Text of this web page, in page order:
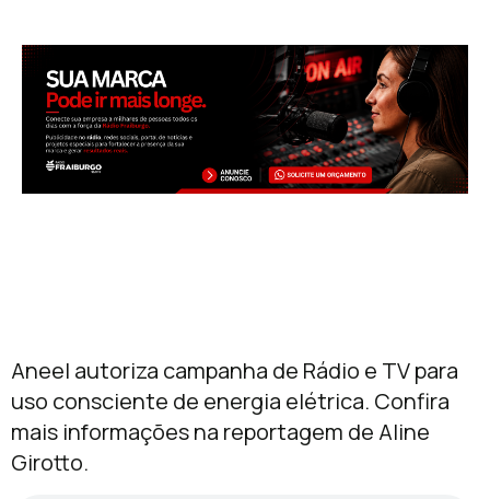
Aneel autoriza campanha de Rádio e TV para
uso consciente de energia elétrica. Confira
mais informações na reportagem de Aline
Girotto.